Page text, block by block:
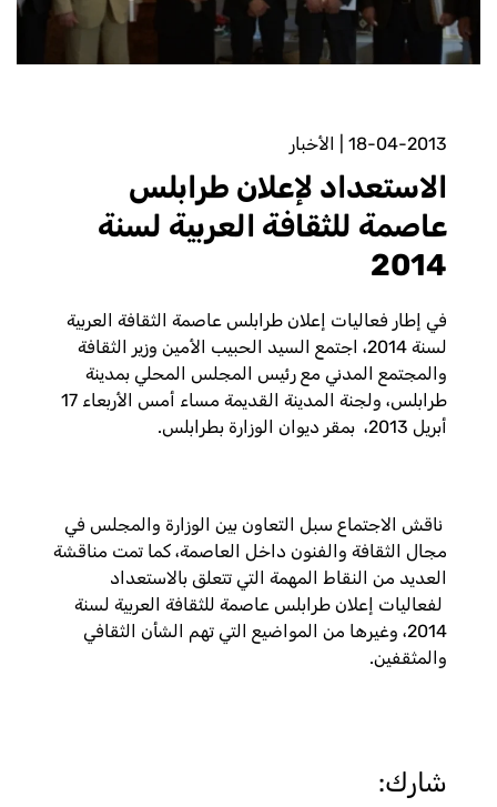
18-04-2013 الأخبار
الاستعداد لإعلان طرابلس
عاصمة للثقافة العربية لسنة
2014
في إطار فعاليات إعلان طرابلس عاصمة الثقافة العربية
لسنة 2014، اجتمع السيد الحبيب الأمين وزير الثقافة
والمجتمع المدني مع رئيس المجلس المحلي بمدينة
طرابلس، ولجنة المدينة القديمة مساء أمس الأربعاء 17
أبريل 2013، بمقر ديوان الوزارة بطرابلس.
ناقش الاجتماع سبل التعاون بين الوزارة والمجلس في
مجال الثقافة والفنون داخل العاصمة، كما تمت مناقشة
العديد من النقاط المهمة التي تتعلق بالاستعداد
لفعاليات إعلان طرابلس عاصمة للثقافة العربية لسنة
2014، وغيرها من المواضيع التي تهم الشأن الثقافي
والمثقفين.
شارك: